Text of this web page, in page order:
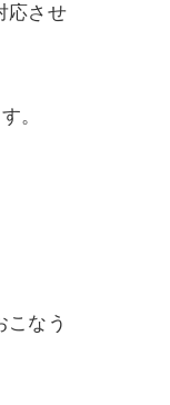
応させ
。
こなう